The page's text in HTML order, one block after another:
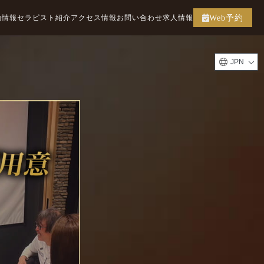
報セラピスト紹介アクセス情報 お問い合わせ求人情報 Web予約